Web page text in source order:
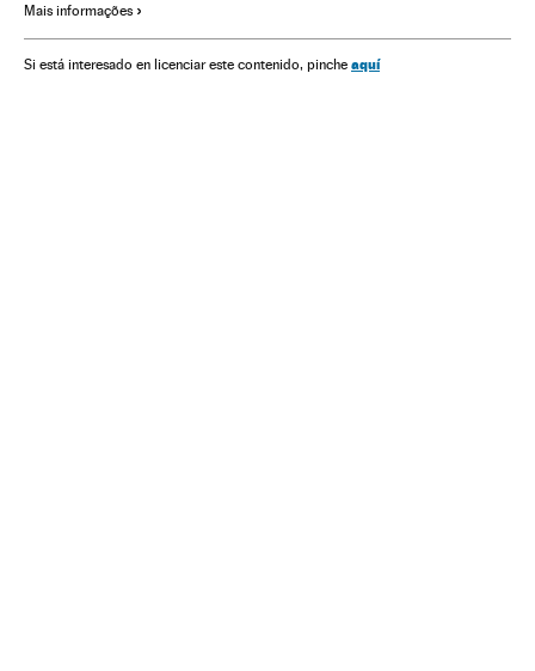
Alimentação
América Indústria Saúde Meio ambiente
Mais informações
Si está interesado en licenciar este contenido, pinche aquí